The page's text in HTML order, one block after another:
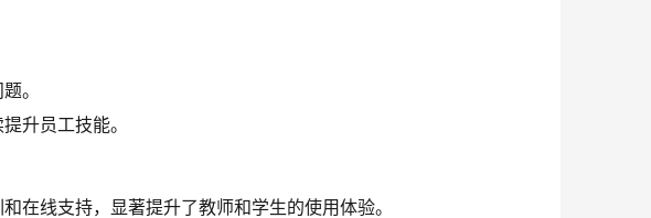
。
升员工技能。
在线支持，显著提升了教师和学生的使用体验。